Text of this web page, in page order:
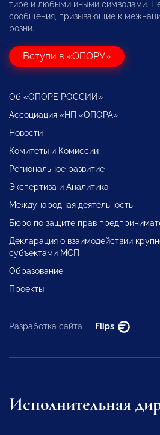
тире и любыми иными символами.
сообщения, призывающие к
розни.
Вступи в «ОПОРУ»
Об «ОПОРЕ РОССИИ»
Ассоциация «НП «ОПОРА»
Новости
Комитеты и Комиссии
Региональное развитие
Экспертиза и Аналитика
Международная деятельность
Бюро по защите прав
Декларация о взаимодействии
субъектами МСП
Образование
Проекты
Разработка сайта — Flips
Исполнительная